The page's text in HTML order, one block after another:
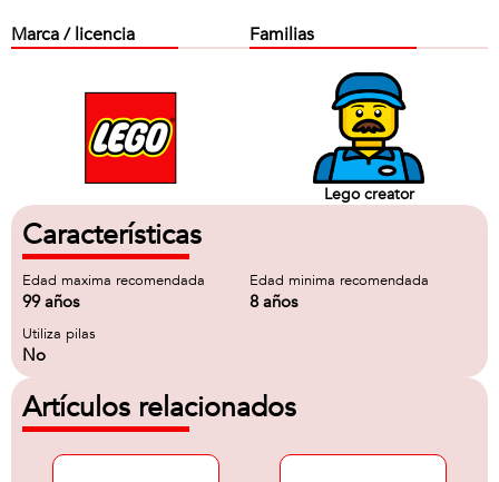
Marca / licencia Familias
Lego creator
Características
Edad maxima recomendada
99 años
Edad minima recomendada
8 años
Utiliza pilas
No
Artículos relacionados